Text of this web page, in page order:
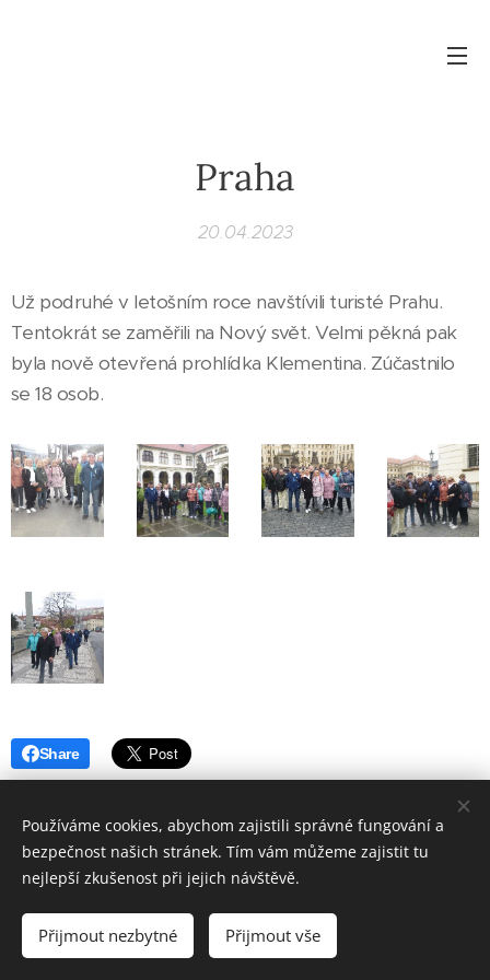
Praha
20.04.2023
Už podruhé v letošním roce navštívili turisté Prahu.
Tentokrát se zaměřili na Nový svět. Velmi pěkná pak
byla nově otevřená prohlídka Klementina. Zúčastnilo
se 18 osob.
Share
© 2019 Hostinec u nádraží Červenka | Všechna práva vyhrazena
Vytvořeno službouWebnode
Používáme cookies, abychom zajistili správné fungování a
bezpečnost našich stránek. Tím vám můžeme zajistit tu
nejlepší zkušenost při jejich návštěvě.
Přijmout nezbytné Přijmout vše